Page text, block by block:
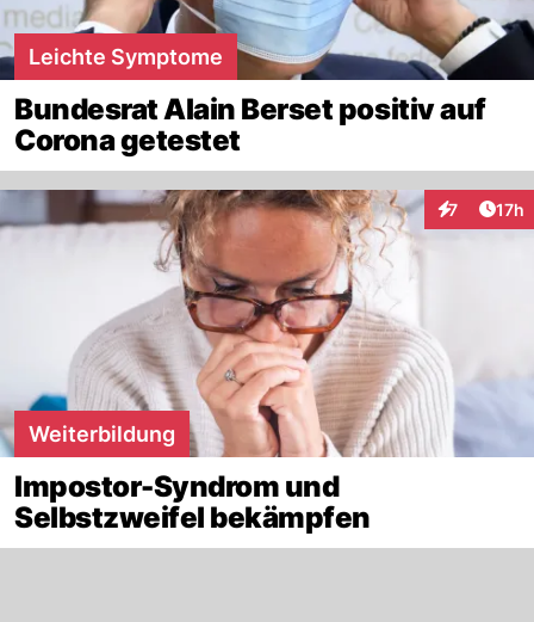
Leichte Symptome
Bundesrat Alain Berset positiv auf
Corona getestet
7 17h
Weiterbildung
Impostor-Syndrom und
Selbstzweifel bekämpfen